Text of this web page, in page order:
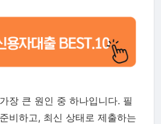
장 큰 원인 중 하나입니다. 필
비하고, 최신 상태로 제출하는